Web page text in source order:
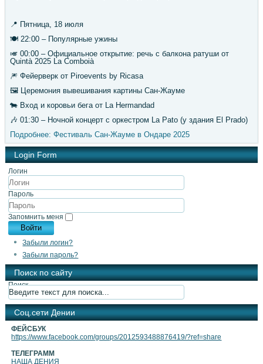
📍 Пятница, 18 июля
🍽 22:00 – Популярные ужины
🎺 00:00 – Официальное открытие: речь с балкона ратуши от
Quintà 2025 La Comboià
🎆 Фейерверк от Piroevents by Ricasa
🖼 Церемония вывешивания картины Сан-Жауме
🐄 Вход и коровьи бега от La Hermandad
🎶 01:30 – Ночной концерт с оркестром La Pato (у здания El Prado)
Подробнее: Фестиваль Сан-Жауме в Ондаре 2025
Login Form
Логин
Пароль
Запомнить меня
Войти
Забыли логин?
Забыли пароль?
Поиск по сайту
Поиск
Cоц.сети Дении
ФЕЙСБУК
https://www.facebook.com/groups/2012593488876419/?ref=share
ТЕЛЕГРАММ
НАША ДЕНИЯ